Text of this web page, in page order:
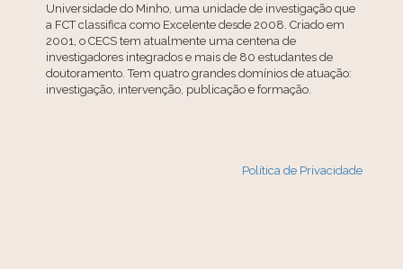
Universidade do Minho, uma unidade de investigação que
a FCT classifica como Excelente desde 2008. Criado em
2001, o CECS tem atualmente uma centena de
investigadores integrados e mais de 80 estudantes de
doutoramento. Tem quatro grandes domínios de atuação:
investigação, intervenção, publicação e formação.
Política de Privacidade